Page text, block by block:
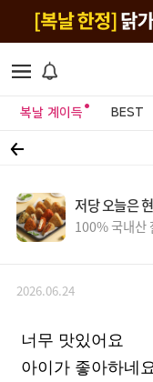
복날 계이득 BEST
저당 오늘은
100% 국내산
2026.06.24
너무 맛있어요
아이가 좋아하네